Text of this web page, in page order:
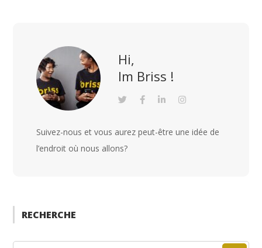
Hi,
Im Briss !
Suivez-nous et vous aurez peut-être une idée de
l’endroit où nous allons?
RECHERCHE